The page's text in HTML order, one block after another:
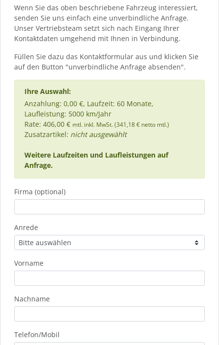
Wenn Sie das oben beschriebene Fahrzeug interessiert,
senden Sie uns einfach eine unverbindliche Anfrage.
Unser Vertriebsteam setzt sich nach Eingang Ihrer
Kontaktdaten umgehend mit Ihnen in Verbindung.
Füllen Sie dazu das Kontaktformular aus und klicken Sie
auf den Button "unverbindliche Anfrage absenden".
Ihre Auswahl:
Anzahlung: 0,00 €, Laufzeit: 60 Monate,
Laufleistung: 5000 km/Jahr
Rate: 406,00 € mtl. inkl. MwSt. (341,18 € netto mtl.)
Zusatzartikel: nicht ausgewählt
Weitere Laufzeiten und Laufleistungen auf
Anfrage.
Firma (optional)
Anrede
Vorname
Nachname
Telefon/Mobil